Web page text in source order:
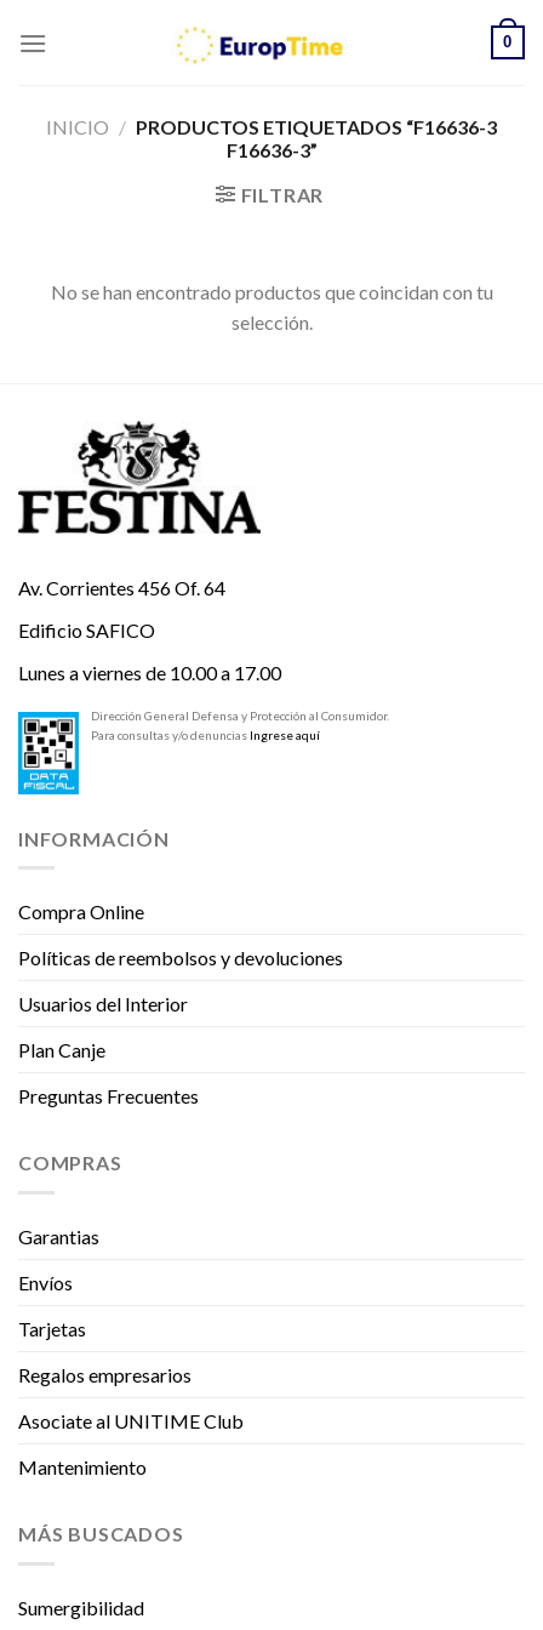
0
INICIO / PRODUCTOS ETIQUETADOS “F16636-3
F16636-3”
FILTRAR
No se han encontrado productos que coincidan con tu
selección.
Av. Corrientes 456 Of. 64
Edificio SAFICO
Lunes a viernes de 10.00 a 17.00
Dirección General Defensa y Protección al Consumidor.
Para consultas y/o denuncias Ingrese aquí
INFORMACIÓN
Compra Online
Políticas de reembolsos y devoluciones
Usuarios del Interior
Plan Canje
Preguntas Frecuentes
COMPRAS
Garantias
Envíos
Tarjetas
Regalos empresarios
Asociate al UNITIME Club
Mantenimiento
MÁS BUSCADOS
Sumergibilidad